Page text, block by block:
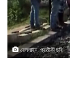
রেললাইন, প্রতীকী ছবি